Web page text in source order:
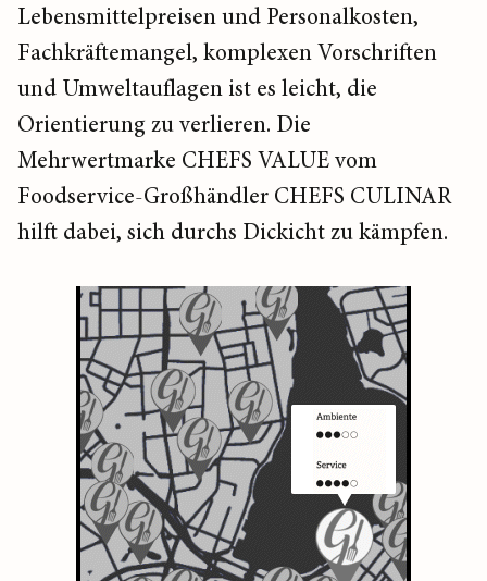
Lebensmittelpreisen und Personalkosten,
Fachkräftemangel, komplexen Vorschriften
und Umweltauflagen ist es leicht, die
Orientierung zu verlieren. Die
Mehrwertmarke CHEFS VALUE vom
Foodservice-Großhändler CHEFS CULINAR
hilft dabei, sich durchs Dickicht zu kämpfen.